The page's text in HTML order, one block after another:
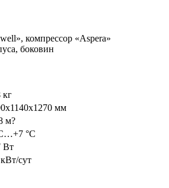
компрессор «Aspera»
боковин
кг
мм
м?
°C
Вт
сут